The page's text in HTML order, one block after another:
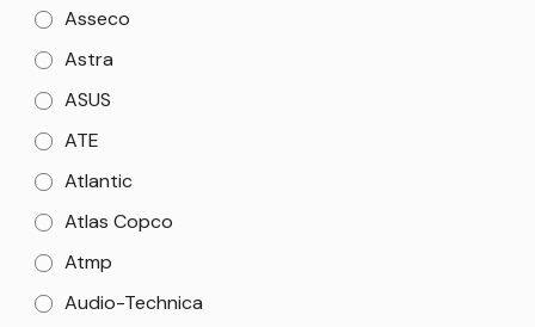
Asseco
Astra
ASUS
ATE
Atlantic
Atlas Copco
Atmp
Audio-Technica